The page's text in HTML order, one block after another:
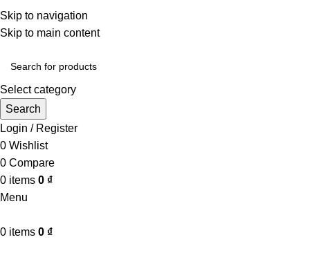
Skip to navigation
Skip to main content
Một uy tín - triệu niềm tin
Hotline : 0346394639 - 0973332499
Select category
Search
Login / Register
0 Wishlist
0 Compare
0 items 0 ₫
Menu
0 items 0 ₫